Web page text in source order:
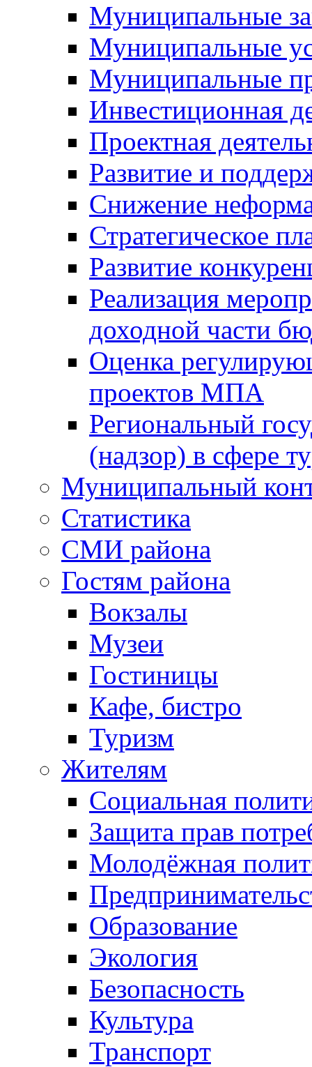
Муниципальные
Муниципальные
Муниципальные
Инвестиционная
Проектная
Развитие и
Снижение
Стратегическое
Развитие
Реализация
доходной части
Оценка
проектов МПА
Региональный
(надзор) в сфере
Муниципальный
Статистика
СМИ района
Гостям района
Вокзалы
Музеи
Гостиницы
Кафе, бистро
Туризм
Жителям
Социальная
Защита прав
Молодёжная
Образование
Экология
Безопасность
Культура
Транспорт